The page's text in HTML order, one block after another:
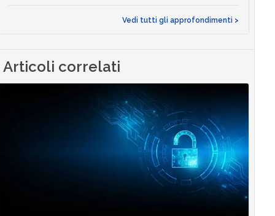
Vedi tutti gli approfondimenti >
Articoli correlati